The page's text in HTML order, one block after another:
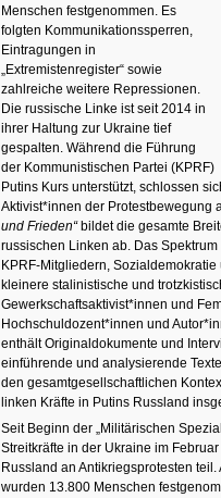
Menschen festgenommen. Es
folgten Kommunikationssperren,
Eintragungen in
„Extremistenregister“ sowie
zahlreiche weitere Repressionen.
Die russische Linke ist seit 2014 in
ihrer Haltung zur Ukraine tief
gespalten. Während die Führung
der Kommunistischen Partei (KPRF)
Putins Kurs unterstützt, schlossen
Aktivist*innen der Protestbewegung
und Frieden“bildet die gesamte
russischen Linken ab. Das
KPRF-Mitgliedern,
kleinere stalinistische und
Gewerkschaftsaktivist*innen und
Hochschuldozent*innen und
enthält Originaldokumente und
einführende und analysierende
den gesamtgesellschaftlichen
linken Kräfte in Putins Russland
Seit Beginn der „Militärischen
Streitkräfte in der Ukraine im
Russland an Antikriegsprotesten
wurden 13.800 Menschen